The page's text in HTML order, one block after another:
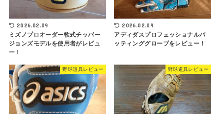
2026.02.09
ミズノプロオーダー軟式チッパー
ジョンズモデルを使用者がレビュ
ー！
2026.02.09
アディダスプロフェッショナルバ
ッティンググローブをレビュー！
野球道具レビュー 野球道具レビュー